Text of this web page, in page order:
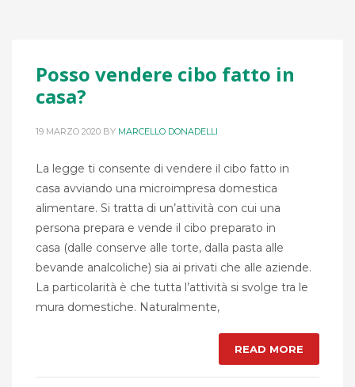
Posso vendere cibo fatto in
casa?
19 MARZO 2020 BY MARCELLO DONADELLI
La legge ti consente di vendere il cibo fatto in
casa avviando una microimpresa domestica
alimentare. Si tratta di un’attività con cui una
persona prepara e vende il cibo preparato in
casa (dalle conserve alle torte, dalla pasta alle
bevande analcoliche) sia ai privati che alle aziende.
La particolarità è che tutta l’attività si svolge tra le
mura domestiche. Naturalmente,
READ MORE